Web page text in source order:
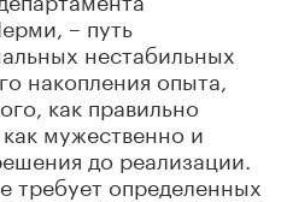
– путь
нестабильных
накопления опыта,
как правильно
мужественно и
до реализации.
требует определенных